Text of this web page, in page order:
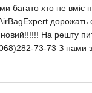
багато хто не вміє
дорожать
На решту
73-73 З нами